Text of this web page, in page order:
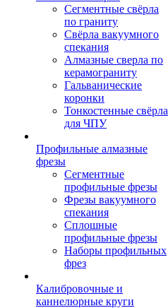
Сегментные свёрла
по граниту
Свёрла вакуумного
спекания
Алмазные сверла по
керамограниту
Гальванические
коронки
Тонкостенные свёрла
для ЧПУ
Профильные алмазные
фрезы
Сегментные
профильные фрезы
Фрезы вакуумного
спекания
Сплошные
профильные фрезы
Наборы профильных
фрез
Калибровочные и
каннелюрные круги